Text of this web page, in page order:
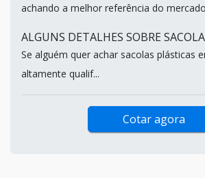
achando a melhor referência do
ALGUNS DETALHES SOBRE
Se alguém quer achar sacolas plásticas
altamente qualif...
Cotar agora